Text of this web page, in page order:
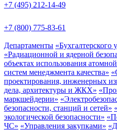
+7 (495) 212-14-49
+7 (800) 775-83-61
Департаменты «Бухгалтерского
«Радиационной и ядерной
объектах использования
систем менеджмента качества»
проектирования, инженерных
дела, архитектуры и ЖКХ»
маркшейдерии»
безопасности, станций и сетей»
экологической безопасности»
ЧС» «Управления закупками»